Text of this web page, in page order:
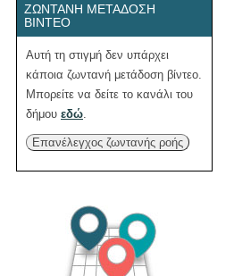
ΖΩΝΤΑΝΉ ΜΕΤΆΔΟΣΗ
ΒΊΝΤΕΟ
Αυτή τη στιγμή δεν υπάρχει
κάποια ζωντανή μετάδοση βίντεο.
Μπορείτε να δείτε το κανάλι του
δήμου εδώ
Επανέλεγχος ζωντανής ροής